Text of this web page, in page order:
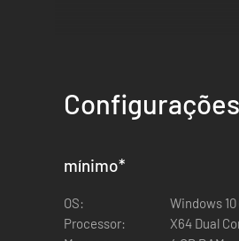
Configurações
mínimo*
OS:
Windows
Processor:
X64 Dual